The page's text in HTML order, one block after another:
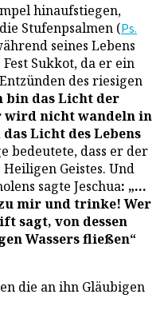
hinaufstiegen,
Stufenpsalmen (Ps.
seines Lebens
Sukkot, da er ein
des riesigen
bin das Licht der
wird nicht wandeln in
Licht des Lebens
bedeutete, dass er der
Geistes. Und
sagte Jeschua: „…
mir und trinke! Wer
sagt, von dessen
Wassers fließen“
die an ihn Gläubigen